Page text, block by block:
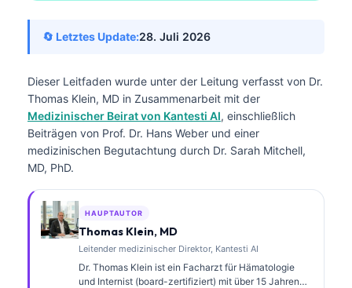
🔄 Letztes Update:28. Juli 2026
Dieser Leitfaden wurde unter der Leitung verfasst von Dr.
Thomas Klein, MD in Zusammenarbeit mit der
Medizinischer Beirat von Kantesti AI, einschließlich
Beiträgen von Prof. Dr. Hans Weber und einer
medizinischen Begutachtung durch Dr. Sarah Mitchell,
MD, PhD.
HAUPTAUTOR
Thomas Klein, MD
Leitender medizinischer Direktor, Kantesti AI
Dr. Thomas Klein ist ein Facharzt für Hämatologie
und Internist (board-zertifiziert) mit über 15 Jahren